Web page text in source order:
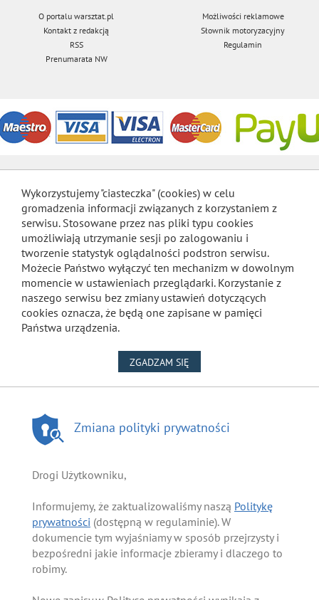
O portalu warsztat.pl
Możliwości reklamowe
Kontakt z redakcją
Słownik motoryzacyjny
RSS
Regulamin
Prenumarata NW
Wykorzystujemy "ciasteczka" (cookies) w celu
gromadzenia informacji związanych z korzystaniem z
serwisu. Stosowane przez nas pliki typu cookies
umożliwiają utrzymanie sesji po zalogowaniu i
tworzenie statystyk oglądalności podstron serwisu.
Możecie Państwo wyłączyć ten mechanizm w dowolnym
momencie w ustawieniach przeglądarki. Korzystanie z
naszego serwisu bez zmiany ustawień dotyczących
cookies oznacza, że będą one zapisane w pamięci
Państwa urządzenia.
ZGADZAM SIĘ
Zmiana polityki prywatności
Drogi Użytkowniku,
Informujemy, że zaktualizowaliśmy naszą Politykę
prywatności (dostępną w regulaminie). W
dokumencie tym wyjaśniamy w sposób przejrzysty i
bezpośredni jakie informacje zbieramy i dlaczego to
robimy.